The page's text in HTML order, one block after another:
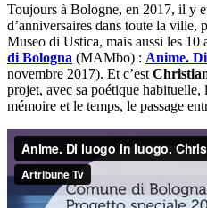
Toujours à Bologne, en 2017, il y
d’anniversaires dans toute la ville,
Museo di Ustica, mais aussi les 10
di Bologna (MAMbo) : Anime.
novembre 2017). Et c’est
projet, avec sa poétique habituelle,
mémoire et le temps, le passage